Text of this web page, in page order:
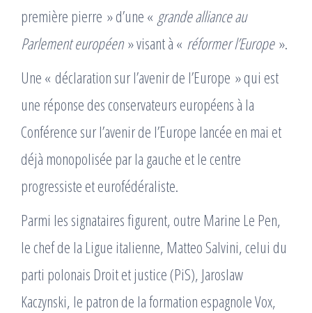
première pierre » d’une « grande alliance au
Parlement européen» visant à « réformer l’Europe».
Une « déclaration sur l’avenir de l’Europe » qui est
une réponse des conservateurs européens à la
Conférence sur l’avenir de l’Europe lancée en mai et
déjà monopolisée par la gauche et le centre
progressiste et eurofédéraliste.
Parmi les signataires figurent, outre Marine Le Pen,
le chef de la Ligue italienne, Matteo Salvini, celui du
parti polonais Droit et justice (PiS), Jaroslaw
Kaczynski, le patron de la formation espagnole Vox,